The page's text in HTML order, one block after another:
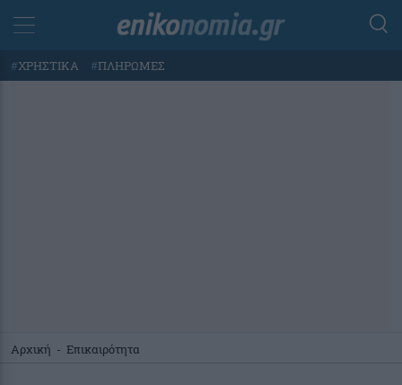
#ΧΡΗΣΤΙΚΑ #ΠΛΗΡΩΜΕΣ
Αρχική - Επικαιρότητα